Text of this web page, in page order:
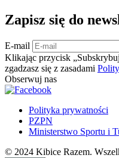
Zapisz się do
E-mail
Klikając przycisk
zgadzasz się z zasadami
Obserwuj nas
Polityka prywatności
PZPN
Ministerstwo Sportu i
© 2024 Kibice Razem.